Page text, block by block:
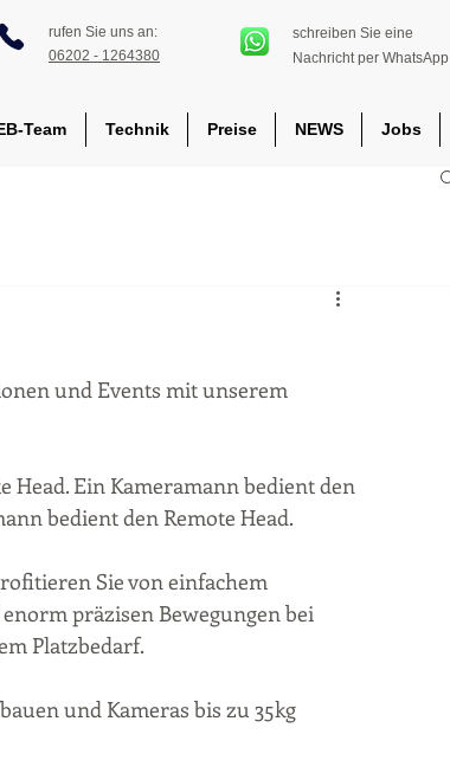
rufen Sie uns an:
06202 - 1264380
schreiben Sie eine
Nachricht per WhatsApp
Team Technik Preise NEWS Jobs
und Events mit unserem
Ein Kameramann bedient den
bedient den Remote Head.
Sie von einfachem
präzisen Bewegungen bei
Platzbedarf.
und Kameras bis zu 35kg